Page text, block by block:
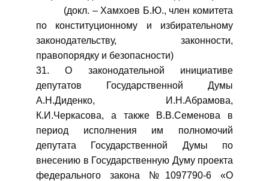
(докл. – Хамхоев Б.Ю., член комитета
по конституционному и избирательному
законодательству, законности,
правопорядку и безопасности)
31. О законодательной инициативе
депутатов Государственной Думы
А.Н.Диденко, И.Н.Абрамова,
К.И.Черкасова, а также В.В.Семенова в
период исполнения им полномочий
депутата Государственной Думы по
внесению в Государственную Думу проекта
федерального закона №1097790-6 «О